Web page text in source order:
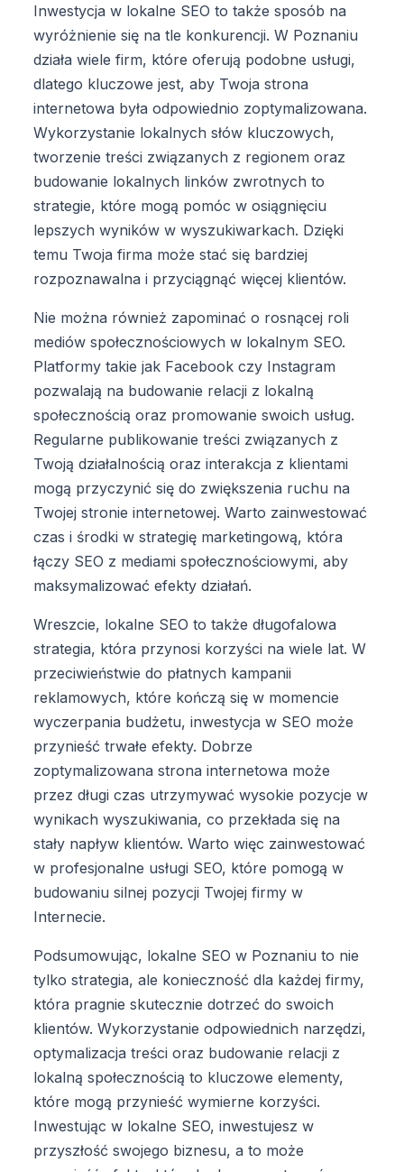
Inwestycja w lokalne SEO to także sposób na
wyróżnienie się na tle konkurencji. W Poznaniu
działa wiele firm, które oferują podobne usługi,
dlatego kluczowe jest, aby Twoja strona
internetowa była odpowiednio zoptymalizowana.
Wykorzystanie lokalnych słów kluczowych,
tworzenie treści związanych z regionem oraz
budowanie lokalnych linków zwrotnych to
strategie, które mogą pomóc w osiągnięciu
lepszych wyników w wyszukiwarkach. Dzięki
temu Twoja firma może stać się bardziej
rozpoznawalna i przyciągnąć więcej klientów.
Nie można również zapominać o rosnącej roli
mediów społecznościowych w lokalnym SEO.
Platformy takie jak Facebook czy Instagram
pozwalają na budowanie relacji z lokalną
społecznością oraz promowanie swoich usług.
Regularne publikowanie treści związanych z
Twoją działalnością oraz interakcja z klientami
mogą przyczynić się do zwiększenia ruchu na
Twojej stronie internetowej. Warto zainwestować
czas i środki w strategię marketingową, która
łączy SEO z mediami społecznościowymi, aby
maksymalizować efekty działań.
Wreszcie, lokalne SEO to także długofalowa
strategia, która przynosi korzyści na wiele lat. W
przeciwieństwie do płatnych kampanii
reklamowych, które kończą się w momencie
wyczerpania budżetu, inwestycja w SEO może
przynieść trwałe efekty. Dobrze
zoptymalizowana strona internetowa może
przez długi czas utrzymywać wysokie pozycje w
wynikach wyszukiwania, co przekłada się na
stały napływ klientów. Warto więc zainwestować
w profesjonalne usługi SEO, które pomogą w
budowaniu silnej pozycji Twojej firmy w
Internecie.
Podsumowując, lokalne SEO w Poznaniu to nie
tylko strategia, ale konieczność dla każdej firmy,
która pragnie skutecznie dotrzeć do swoich
klientów. Wykorzystanie odpowiednich narzędzi,
optymalizacja treści oraz budowanie relacji z
lokalną społecznością to kluczowe elementy,
które mogą przynieść wymierne korzyści.
Inwestując w lokalne SEO, inwestujesz w
przyszłość swojego biznesu, a to może